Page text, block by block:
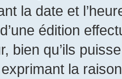
la date et
d’une édition
bien qu’ils
la